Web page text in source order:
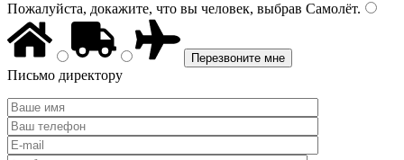
Пожалуйста, докажите, что вы человек, выбрав Самолёт.
Письмо директору